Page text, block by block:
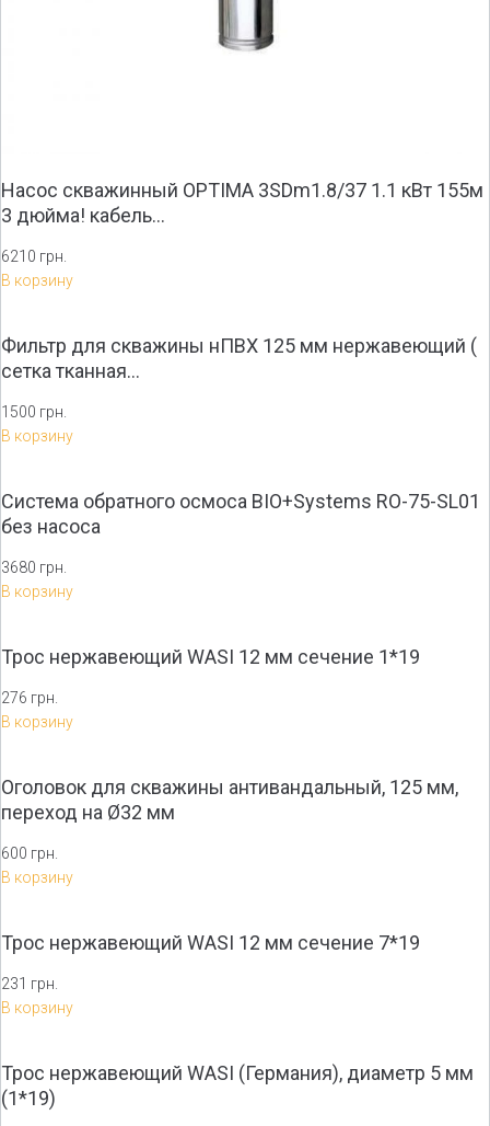
Насос скважинный OPTIMA 3SDm1.8/37 1.1 кВт 155м
3 дюйма! кабель…
6210 грн.
В корзину
Фильтр для скважины нПВХ 125 мм нержавеющий (
сетка тканная…
1500 грн.
В корзину
Система обратного осмоса BIO+Systems RO-75-SL01
без насоса
3680 грн.
В корзину
Трос нержавеющий WASI 12 мм сечение 1*19
276 грн.
В корзину
Оголовок для скважины антивандальный, 125 мм,
переход на Ø32 мм
600 грн.
В корзину
Трос нержавеющий WASI 12 мм сечение 7*19
231 грн.
В корзину
Трос нержавеющий WASI (Германия), диаметр 5 мм
(1*19)